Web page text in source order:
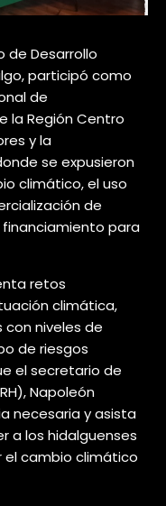
de Desarrollo
participó como
de
la Región Centro
y la
se expusieron
climático, el uso
de
para
retos
climática,
niveles de
de riesgos
el secretario de
Napoleón
necesaria y asista
a los hidalguenses
el cambio climático